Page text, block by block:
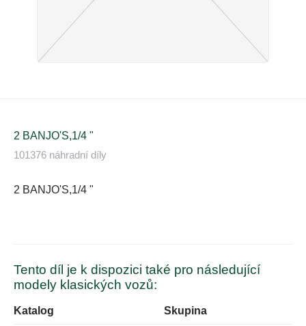
2 BANJO'S,1/4 "
101376 náhradní díly
2 BANJO'S,1/4 "
Tento díl je k dispozici také pro následující
modely klasických vozů:
Katalog Skupina